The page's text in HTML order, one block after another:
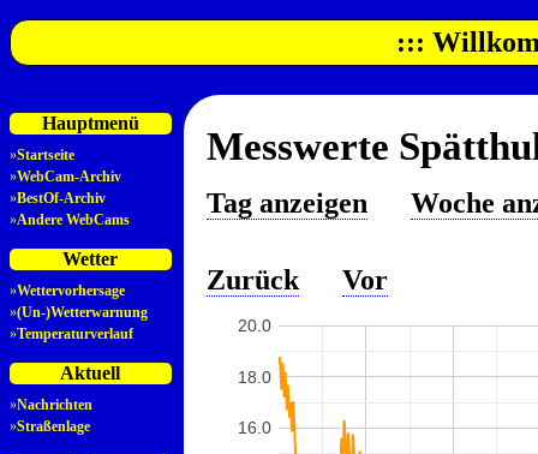
:::
Hauptmenü
»Startseite
»WebCam-Archiv
»BestOf-Archiv
»Andere WebCams
Wetter
»Wettervorhersage
»(Un-)Wetterwarnung
»Temperaturverlauf
Aktuell
»Nachrichten
»Straßenlage
Messwerte
Tag anzeigen Woche
Zurück Vor
16.0
18.0
20.0